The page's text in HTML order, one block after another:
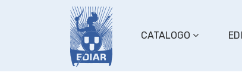
CATALOGO